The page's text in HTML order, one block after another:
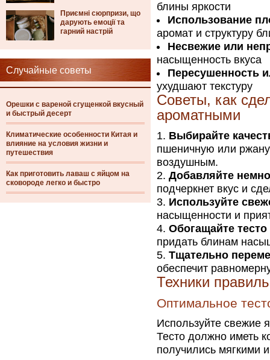
Приємні сюрпризи, що
дарують емоції та
гарний настрій
Случайные советы
Орешки с вареной сгущенкой вкусный
и быстрый десерт
Климатические особенности Китая и
влияние на условия жизни и
путешествия
Как приготовить лаваш с яйцом на
сковороде легко и быстро
блины яркости
Использование
аромат и структуру
Несвежие или
насыщенность вкуса
Пересушенность
ухудшают текстуру
Советы, как
ароматными
Выбирайте
пшеничную или
воздушным.
Добавляйте
подчеркнет вкус и
Используйте
насыщенности и
Обогащайте
придать блинам
Тщательно
обеспечит
Техники
Оптимальное
Используйте свежие
Тесто должно иметь
получились мягкими